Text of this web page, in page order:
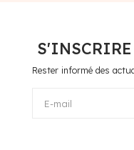
S'INSCRIRE
Rester informé des
E-mail